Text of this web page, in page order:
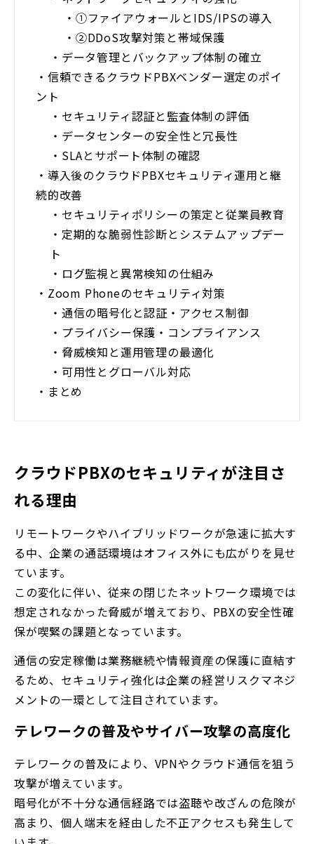
・ ①ファイアウォールとIDS/IPSの導入
・ ②DDoS攻撃対策と帯域保護
・ データ管理とバックアップ体制の確立
・ 信頼できるクラウドPBXベンダー選定のポイ
ント
・ セキュリティ認証と監査体制の評価
・ データセンターの安全性と冗長性
・ SLAとサポート体制の確認
・ 導入後のクラウドPBXセキュリティ運用と継
続的改善
・ セキュリティポリシーの策定と従業員教育
・ 定期的な脆弱性診断とシステムアップデー
ト
・ ログ監視と異常検知の仕組み
・ Zoom Phoneのセキュリティ対策
・ 通信の暗号化と認証・アクセス制御
・ プライバシー保護・コンプライアンス
・ 脅威検知と運用管理の最適化
・ 可用性とグローバル対応
・ まとめ
クラウドPBXのセキュリティが注目さ
れる理由
リモートワークやハイブリッドワークが急速に拡大す
る中、企業の通話環境はオフィス外にも広がりを見せ
ています。
この変化に伴い、従来の閉じたネットワーク環境では
想定されなかった脅威が増えており、PBXの安全性確
保が喫緊の課題となっています。
通信の安定稼働は業務継続や情報資産の保護に直結す
るため、セキュリティ強化は企業の経営リスクマネジ
メントの一環として注目されています。
テレワークの普及やサイバー攻撃の高度化
テレワークの普及により、VPNやクラウド通信を狙う
攻撃が増えています。
暗号化が不十分な通信経路では盗聴や改ざんの危険が
高まり、個人端末を経由した不正アクセスも発生して